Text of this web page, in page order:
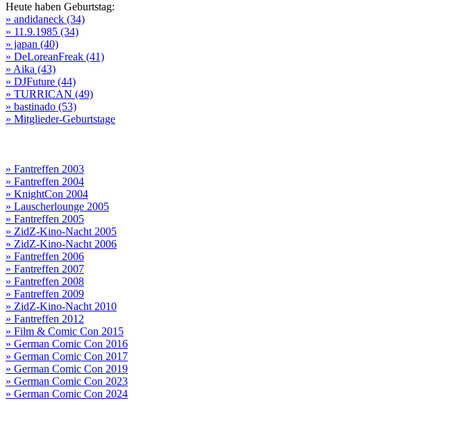
Heute haben Geburtstag:
» andidaneck (34)
» 11.9.1985 (34)
» japan (40)
» DeLoreanFreak (41)
» Aika (43)
» DJFuture (44)
» TURRICAN (49)
» bastinado (53)
» Mitglieder-Geburtstage
» Fantreffen 2003
» Fantreffen 2004
» KnightCon 2004
» Lauscherlounge 2005
» Fantreffen 2005
» ZidZ-Kino-Nacht 2005
» ZidZ-Kino-Nacht 2006
» Fantreffen 2006
» Fantreffen 2007
» Fantreffen 2008
» Fantreffen 2009
» ZidZ-Kino-Nacht 2010
» Fantreffen 2012
» Film & Comic Con 2015
» German Comic Con 2016
» German Comic Con 2017
» German Comic Con 2019
» German Comic Con 2023
» German Comic Con 2024